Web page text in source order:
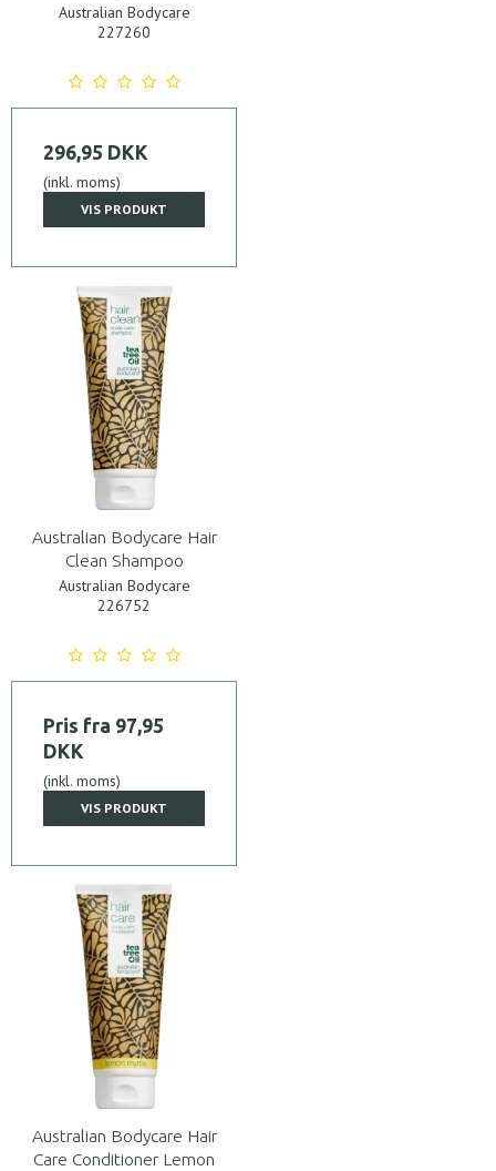
Australian Bodycare
227260
296,95 DKK
(inkl. moms)
VIS PRODUKT
Australian Bodycare Hair
Clean Shampoo
Australian Bodycare
226752
Pris fra 97,95
DKK
(inkl. moms)
VIS PRODUKT
Australian Bodycare Hair
Care Conditioner Lemon